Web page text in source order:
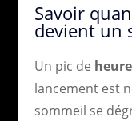
Savoir
devient un
Un pic de
lancement est
sommeil se